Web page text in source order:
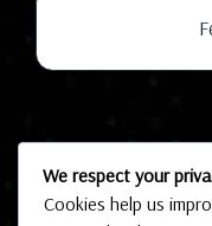
We respect your
Cookies help us